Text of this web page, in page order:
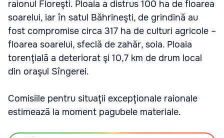
raionul Floreşti. Ploaia a distrus 100 ha de floarea
soarelui, iar în satul Băhrineşti, de grindină au
fost compromise circa 317 ha de culturi agricole –
floarea soarelui, sfeclă de zahăr, soia. Ploaia
torenţială a deteriorat şi 10,7 km de drum local
din oraşul Sîngerei.
Comisiile pentru situaţii excepţionale raionale
estimează la moment pagubele materiale.